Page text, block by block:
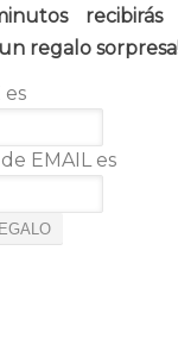
recibirás
un regalo
es
EMAIL es